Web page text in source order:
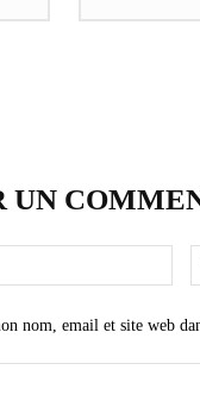
UN
:*
nom, email et site web